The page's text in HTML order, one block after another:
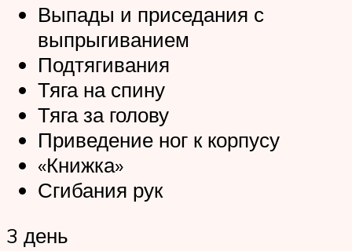
Выпады и приседания с
выпрыгиванием
Подтягивания
Тяга на спину
Тяга за голову
Приведение ног к корпусу
«Книжка»
Сгибания рук
3 день